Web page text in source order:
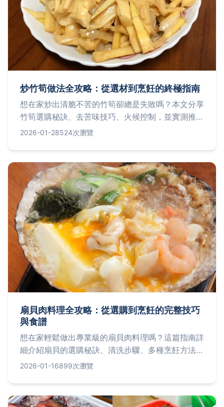
炒竹筍做法全攻略：從選材到烹飪的終極指南
想在家炒出清脆不苦的竹筍卻總是失敗嗎？本文分享
竹筍選購秘訣、去苦味技巧、火候控制，並實測推薦
台北三家必吃炒竹筍餐廳，解答常見烹飪難題，讓你
2026-01-28524次瀏覽
扇貝肉料理全攻略：從選購到烹飪的完整技巧
與食譜
想在家輕鬆做出專業級的扇貝肉料理嗎？這篇指南詳
細介紹扇貝的選購秘訣、清洗步驟、多種烹飪方法，
並提供經典食譜與常見問題解答，讓你從新手變身扇
2026-01-16899次瀏覽